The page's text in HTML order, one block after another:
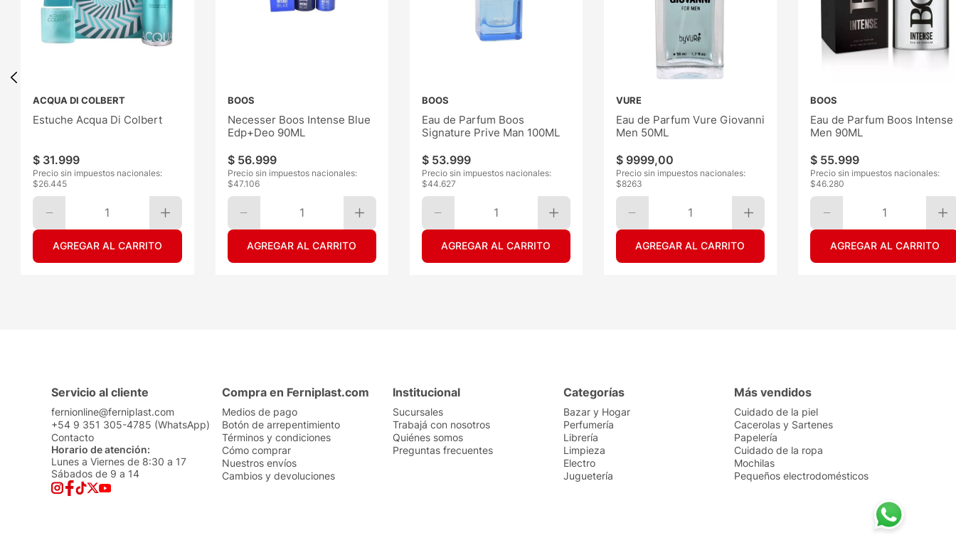
ACQUA DI COLBERT
Estuche Acqua Di Colbert
$ 31.999
Precio sin impuestos nacionales:
$26.445
1
AGREGAR AL CARRITO
BOOS
Necesser Boos Intense Blue
Edp+Deo 90ML
$ 56.999
Precio sin impuestos nacionales:
$47.106
1
AGREGAR AL CARRITO
BOOS
Eau de Parfum Boos
Signature Prive Man 100ML
$ 53.999
Precio sin impuestos nacionales:
$44.627
1
AGREGAR AL CARRITO
VURE
Eau de Parfum Vure Giovanni
Men 50ML
$ 9999,00
Precio sin impuestos nacionales:
$8263
1
AGREGAR AL CARRITO
BOOS
Eau de Parfum Boos Intense
Men 90ML
$ 55.999
Precio sin impuestos nacionales:
$46.280
1
AGREGAR AL CARRITO
Servicio al cliente
fernionline@ferniplast.com
+54 9 351 305-4785 (WhatsApp)
Contacto
Horario de atención:
Lunes a Viernes de 8:30 a 17
Sábados de 9 a 14
Compra en Ferniplast.com
Medios de pago
Botón de arrepentimiento
Términos y condiciones
Cómo comprar
Nuestros envíos
Cambios y devoluciones
Institucional
Sucursales
Trabajá con nosotros
Quiénes somos
Preguntas frecuentes
Categorías
Bazar y Hogar
Perfumería
Librería
Limpieza
Electro
Juguetería
Más vendidos
Cuidado de la piel
Cacerolas y Sartenes
Papelería
Cuidado de la ropa
Mochilas
Pequeños electrodomésticos